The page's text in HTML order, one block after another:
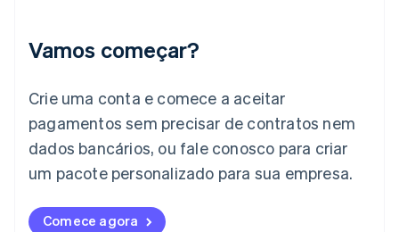
Vamos começar?
Crie uma conta e comece a aceitar
pagamentos sem precisar de contratos nem
dados bancários, ou fale conosco para criar
um pacote personalizado para sua empresa.
Comece agora
Irlanda
Itália
English
Japão
日本語English
Letônia
Liechtenstein
Deutsch English